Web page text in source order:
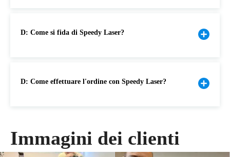
D: Come si fida di Speedy Laser?
D: Come effettuare l'ordine con Speedy Laser?
Immagini dei clienti